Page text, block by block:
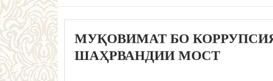
МУҚОВИМАТ БО
ШАҲРВАНДИИ МОСТ